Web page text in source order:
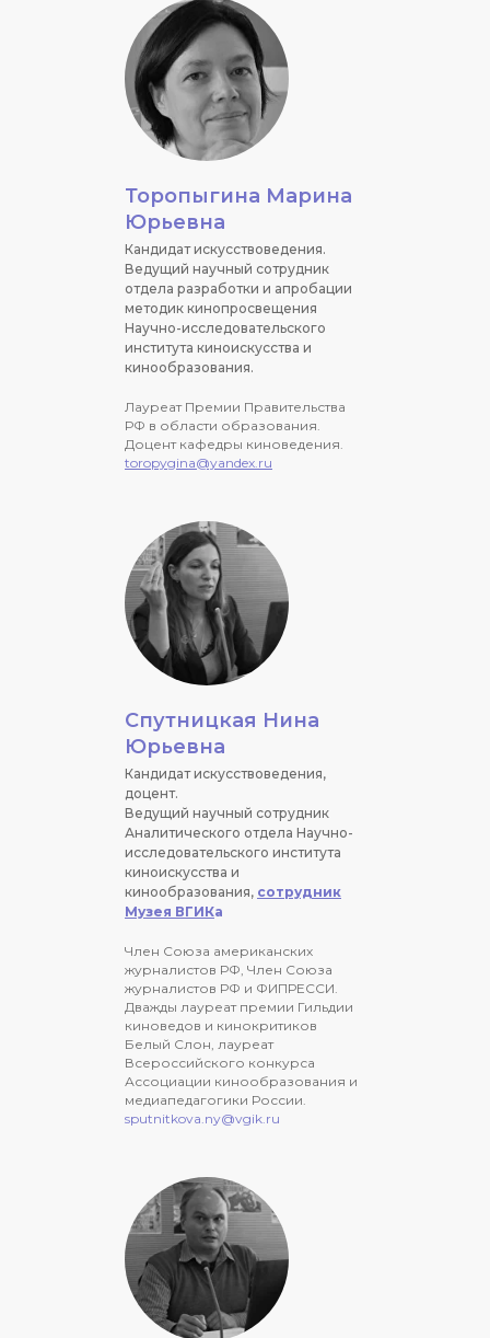
Торопыгина Марина
Юрьевна
Кандидат искусствоведения.
Ведущий научный сотрудник
отдела разработки и апробации
методик кинопросвещения
Научно-исследовательского
института киноискусства и
кинообразования.
Лауреат Премии Правительства
РФ в области образования.
Доцент кафедры киноведения.
toropygina@yandex.ru
Спутницкая Нина
Юрьевна
Кандидат искусствоведения,
доцент.
Ведущий научный сотрудник
Аналитического отдела Научно-
исследовательского института
киноискусства и
кинообразования, сотрудник
Музея ВГИКа
Член Союза американских
журналистов РФ, Член Союза
журналистов РФ и ФИПРЕССИ.
Дважды лауреат премии Гильдии
киноведов и кинокритиков
Белый Слон, лауреат
Всероссийского конкурса
Ассоциации кинообразования и
медиапедагогики России.
sputnitkova.ny@vgik.ru